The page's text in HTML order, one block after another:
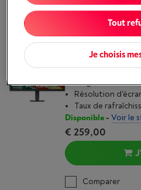
Comparer
LG 27U711B 4K
Diagonale de
Résolution
Taux de
Disponible- Voir le
€ 259,00
Comparer
Je choisis
Tout